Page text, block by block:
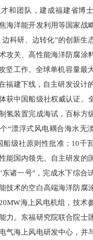
和团队，建成福建省博
海洋能开发利用等国家战
科研、边转化”的创新生
攻关、高性能海洋防腐涂
坚工作。全球单机容量最
福建下线，自主研发设计
获中国船级社权威认证。
氢装置完成海试，百标方
“漂浮式风电耦合海水无
船级社原则性批准；10千
能国内领先。自主研发的
诸一号"，完成水下综合
技术的空白高端海洋防腐
海上风电机组，技术
力。东福研究院联合院士
气海上风电研发中心，并